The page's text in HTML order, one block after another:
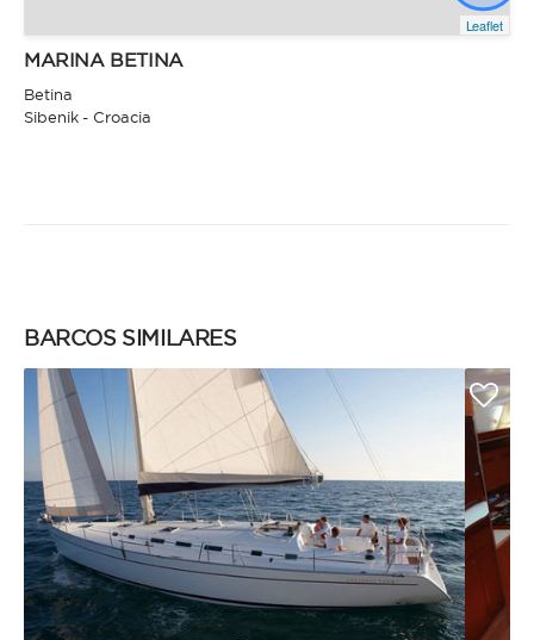
Leaflet
MARINA BETINA
Betina
Sibenik - Croacia
BARCOS SIMILARES